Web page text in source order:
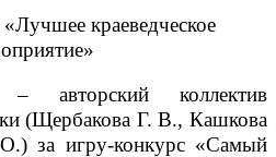
краеведческое
авторский коллектив
(Щербакова Г. В., Кашкова
за игру-конкурс «Самый